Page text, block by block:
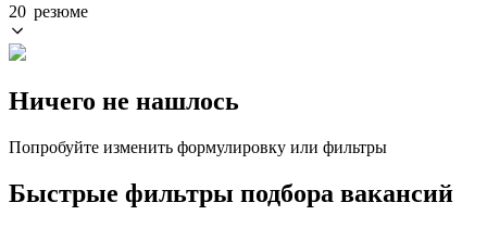
20 резюме
Ничего не нашлось
Попробуйте изменить формулировку или фильтры
Быстрые фильтры подбора вакансий